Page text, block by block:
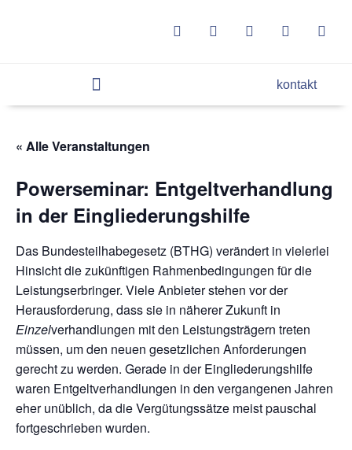
kontakt
« Alle Veranstaltungen
Powerseminar: Entgeltverhandlung
in der Eingliederungshilfe
Das Bundesteilhabegesetz (BTHG) verändert in vielerlei
Hinsicht die zukünftigen Rahmenbedingungen für die
Leistungserbringer. Viele Anbieter stehen vor der
Herausforderung, dass sie in näherer Zukunft in
Einzelverhandlungen mit den Leistungsträgern treten
müssen, um den neuen gesetzlichen Anforderungen
gerecht zu werden. Gerade in der Eingliederungshilfe
waren Entgeltverhandlungen in den vergangenen Jahren
eher unüblich, da die Vergütungssätze meist pauschal
fortgeschrieben wurden.